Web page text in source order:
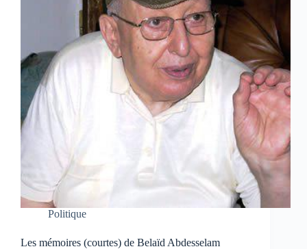
Politique
Les mémoires (courtes) de Belaïd Abdesselam